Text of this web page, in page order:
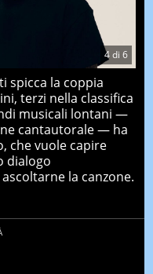
4di 6
spicca la coppia
terzi nella classifica
musicali lontani —
cantautorale — ha
che vuole capire
dialogo
la canzone.